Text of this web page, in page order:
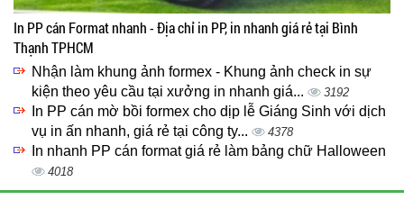
In PP cán Format nhanh - Địa chỉ in PP, in nhanh giá rẻ tại Bình
Thạnh TPHCM
Nhận làm khung ảnh formex - Khung ảnh check in sự
kiện theo yêu cầu tại xưởng in nhanh giá...
3192
In PP cán mờ bồi formex cho dịp lễ Giáng Sinh với dịch
vụ in ấn nhanh, giá rẻ tại công ty...
4378
In nhanh PP cán format giá rẻ làm bảng chữ Halloween
4018